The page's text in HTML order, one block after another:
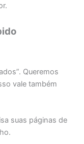
Queremos
vale também
suas páginas de